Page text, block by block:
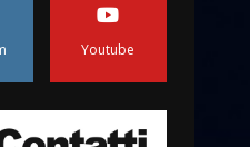
06:15
con “Fasano in
Youtube